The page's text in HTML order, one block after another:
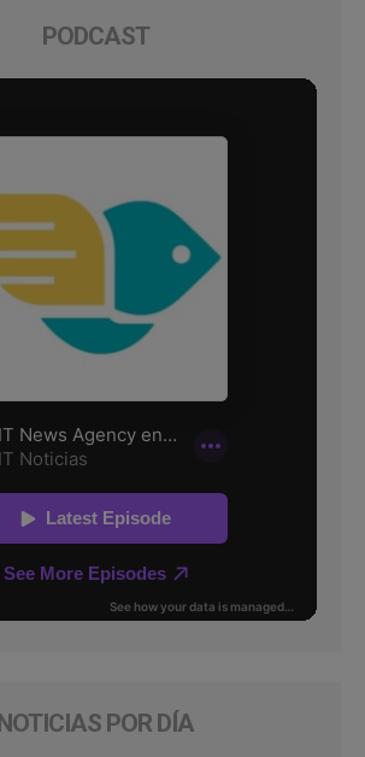
PODCAST
NOTICIAS POR DÍA